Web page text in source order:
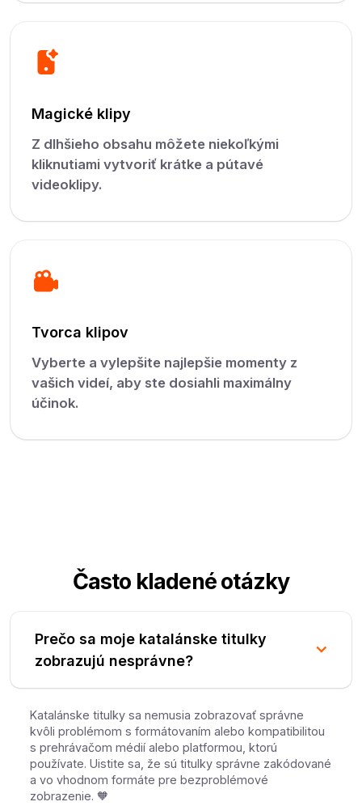
Magické klipy
Z dlhšieho obsahu môžete niekoľkými
kliknutiami vytvoriť krátke a pútavé
videoklipy.
Tvorca klipov
Vyberte a vylepšite najlepšie momenty z
vašich videí, aby ste dosiahli maximálny
účinok.
Často kladené otázky
Prečo sa moje katalánske titulky
zobrazujú nesprávne?
Katalánske titulky sa nemusia zobrazovať správne
kvôli problémom s formátovaním alebo kompatibilitou
s prehrávačom médií alebo platformou, ktorú
používate. Uistite sa, že sú titulky správne zakódované
a vo vhodnom formáte pre bezproblémové
zobrazenie. 🧡